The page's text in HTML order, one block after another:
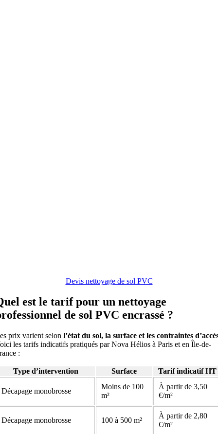
Devis nettoyage de sol PVC
est le tarif pour un nettoyage
de sol PVC encrassé ?
prix varient selonl’état du sol, la surface et les contraintes
les tarifs indicatifs pratiqués par Nova Hélios à Paris et en Île-de-
:
Type d’intervention Surface Tarif indicatif HT
Décapage monobrosse
Moins de 100
m²
À partir de 3,50
€/m²
Décapage monobrosse 100 à 500 m²
À partir de 2,80
€/m²